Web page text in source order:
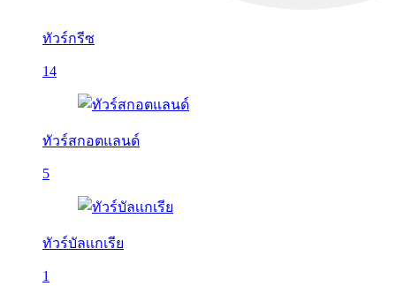
ทัวร์กรีซ
14
ทัวร์สกอตแลนด์
5
ทัวร์บัลเเกเรีย
1